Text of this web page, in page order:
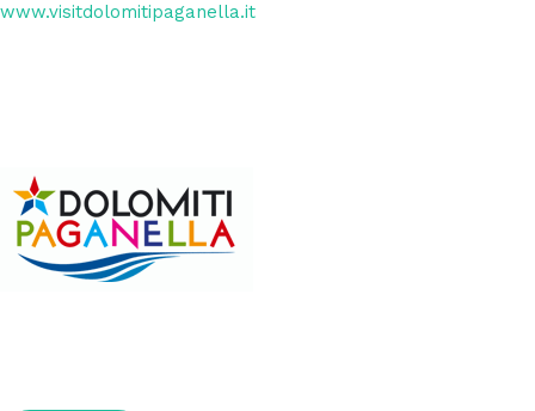
www.visitdolomitipaganella.it